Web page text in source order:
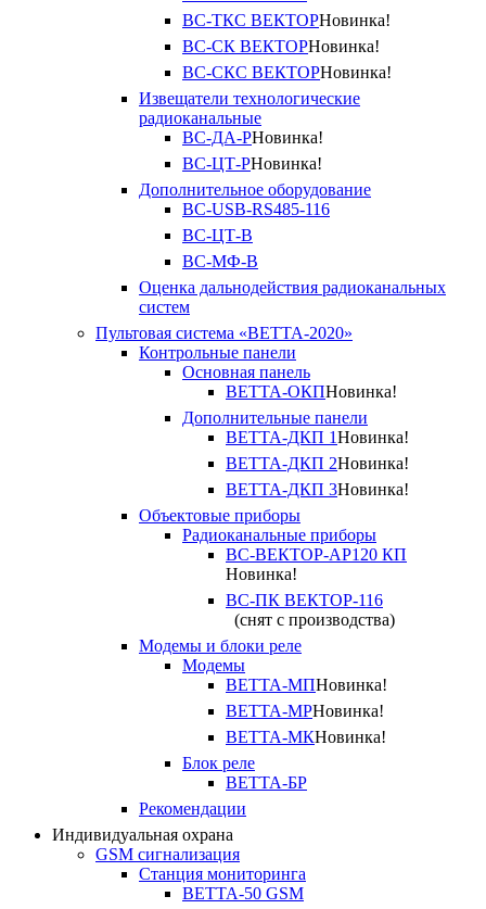
ВС-ТКС ВЕКТОРНовинка!
ВС-СК ВЕКТОРНовинка!
ВС-СКС ВЕКТОРНовинка!
Извещатели технологические
радиоканальные
ВС-ДА-РНовинка!
ВС-ЦТ-РНовинка!
Дополнительное оборудование
ВС-USB-RS485-116
ВС-ЦТ-В
ВС-МФ-В
Оценка дальнодействия радиоканальных
систем
Пультовая система «ВЕТТА-2020»
Контрольные панели
Основная панель
ВЕТТА-ОКПНовинка!
Дополнительные панели
ВЕТТА-ДКП 1Новинка!
ВЕТТА-ДКП 2Новинка!
ВЕТТА-ДКП 3Новинка!
Объектовые приборы
Радиоканальные приборы
ВС-ВЕКТОР-АР120 КП
Новинка!
ВС-ПК ВЕКТОР-116
(снят с производства)
Модемы и блоки реле
Модемы
ВЕТТА-МПНовинка!
ВЕТТА-МРНовинка!
ВЕТТА-МКНовинка!
Блок реле
ВЕТТА-БР
Рекомендации
Индивидуальная охрана
GSM сигнализация
Станция мониторинга
ВЕТТА-50 GSM